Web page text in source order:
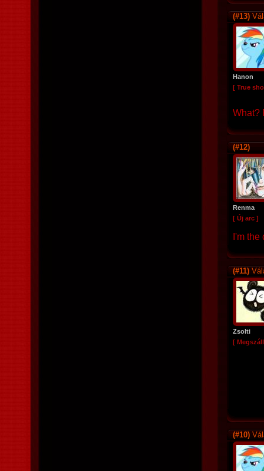
(#13)
Hanon
[ True
What?
(#12)
Renma
[ Új arc ]
I'm
(#11)
Zsolti
[
(#10)